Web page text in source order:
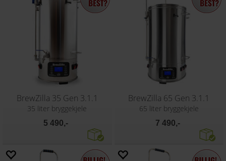
BrewZilla 35 Gen 3.1.1
35 liter bryggekjele
5 490,-
BrewZilla 65 Gen 3.1.1
65 liter bryggekjele
7 490,-